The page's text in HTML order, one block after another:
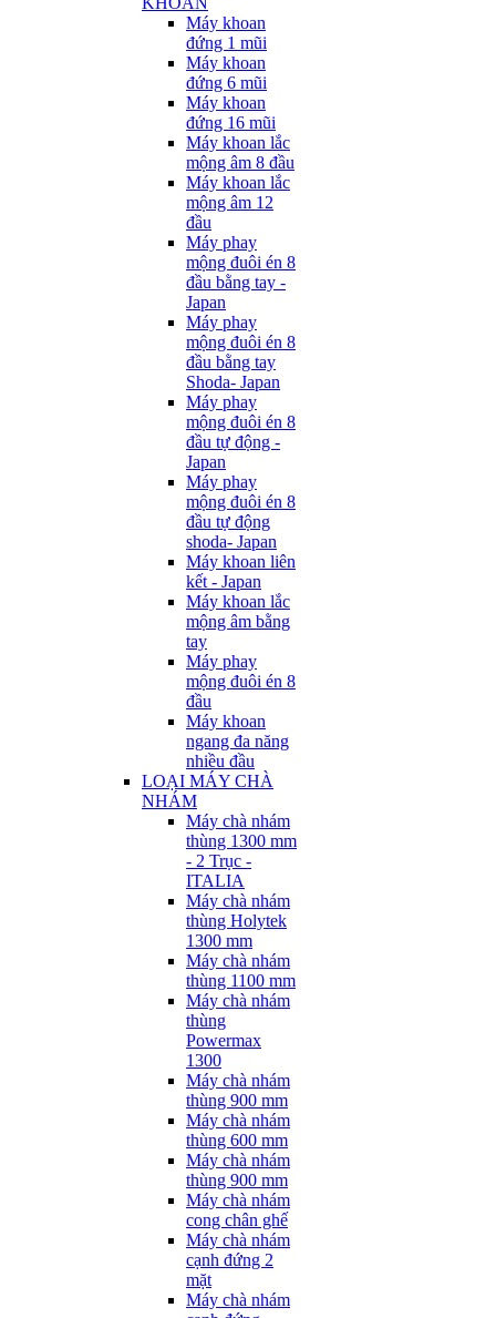
Máy khoan
đứng 1 mũi
Máy khoan
đứng 6 mũi
Máy khoan
đứng 16 mũi
Máy khoan lắc
mộng âm 8 đầu
Máy khoan lắc
mộng âm 12
đầu
Máy phay
mộng đuôi én 8
đầu bằng tay -
Japan
Máy phay
mộng đuôi én 8
đầu bằng tay
Shoda- Japan
Máy phay
mộng đuôi én 8
đầu tự động -
Japan
Máy phay
mộng đuôi én 8
đầu tự động
shoda- Japan
Máy khoan liên
kết - Japan
Máy khoan lắc
mộng âm bằng
tay
Máy phay
mộng đuôi én 8
đầu
Máy khoan
ngang đa năng
nhiều đầu
LOẠI MÁY CHÀ
NHÁM
Máy chà nhám
thùng 1300 mm
- 2 Trục -
ITALIA
Máy chà nhám
thùng Holytek
1300 mm
Máy chà nhám
thùng 1100 mm
Máy chà nhám
thùng
Powermax
1300
Máy chà nhám
thùng 900 mm
Máy chà nhám
thùng 600 mm
Máy chà nhám
thùng 900 mm
Máy chà nhám
cong chân ghế
Máy chà nhám
cạnh đứng 2
mặt
Máy chà nhám